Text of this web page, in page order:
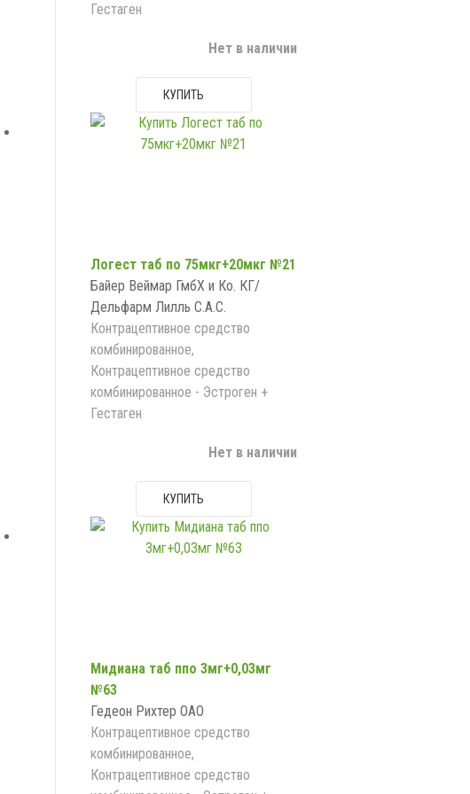
Гестаген
Нет в наличии
КУПИТЬ
Логест таб по 75мкг+20мкг №21
Байер Веймар ГмбХ и Ко. КГ/
Дельфарм Лилль С.А.С.
Контрацептивное средство
комбинированное,
Контрацептивное средство
комбинированное - Эстроген +
Гестаген
Нет в наличии
КУПИТЬ
Мидиана таб ппо 3мг+0,03мг
№63
Гедеон Рихтер ОАО
Контрацептивное средство
комбинированное,
Контрацептивное средство